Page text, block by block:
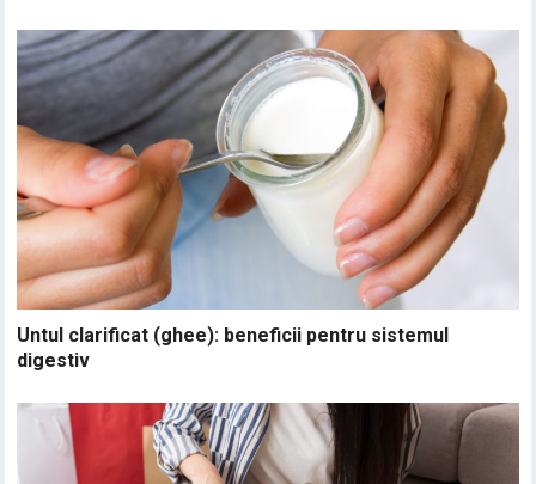
Untul clarificat (ghee): beneficii pentru sistemul
digestiv